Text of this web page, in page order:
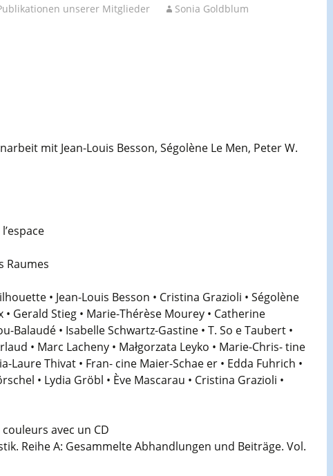
unserer Mitglieder Sonia Goldblum
mit Jean-Louis Besson, Ségolène Le Men, Peter W.
Raumes
• Jean-Louis Besson • Cristina Grazioli • Ségolène
• Gerald Stieg • Marie-Thérèse Mourey • Catherine
Balaudé • Isabelle Schwartz-Gastine • T. So e Taubert •
• Marc Lacheny • Małgorzata Leyko • Marie-Chris- tine
Laure Thivat • Fran- cine Maier-Schae er • Edda Fuhrich •
• Lydia Gröbl • Ève Mascarau • Cristina Grazioli •
avec un CD
Reihe A: Gesammelte Abhandlungen und Beiträge. Vol.